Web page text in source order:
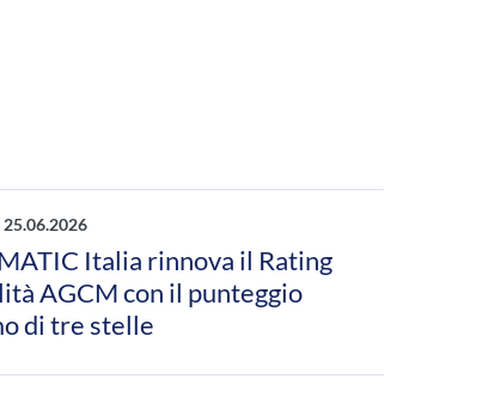
25.06.2026
Italia rinnova il Rating
AGCM con il punteggio
di tre stelle